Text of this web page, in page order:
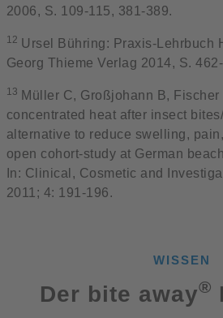
2006, S. 109-115, 381-389.
12 Ursel Bühring: Praxis-Lehrbuch
Georg Thieme Verlag 2014, S.
13 Müller C, Großjohann B,
concentrated heat after insect
alternative to reduce swelling,
open cohort-study at German
In: Clinical, Cosmetic and
2011; 4: 191-196.
WISSEN
Der bite away®